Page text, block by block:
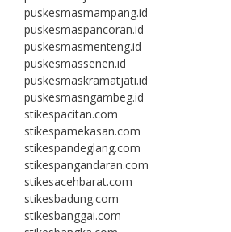
puskesmasmampang.id
puskesmaspancoran.id
puskesmasmenteng.id
puskesmassenen.id
puskesmaskramatjati.id
puskesmasngambeg.id
stikespacitan.com
stikespamekasan.com
stikespandeglang.com
stikespangandaran.com
stikesacehbarat.com
stikesbadung.com
stikesbanggai.com